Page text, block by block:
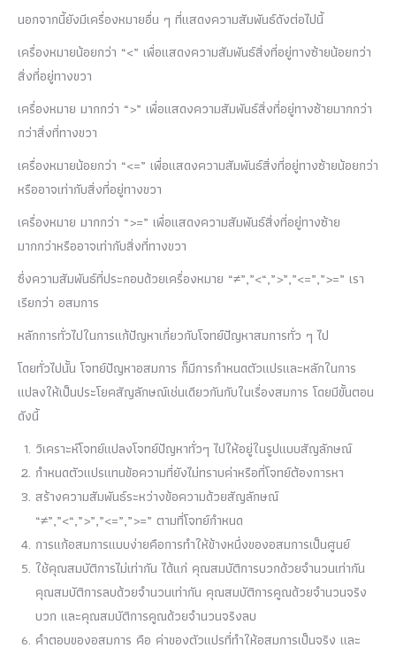
นอกจากนี้ยังมีเครื่องหมายอื่น ๆ ที่แสดงความสัมพันธ์ดังต่อไปนี้
เครื่องหมายน้อยกว่า “<” เพื่อแสดงความสัมพันธ์สิ่งที่อยู่ทางซ้ายน้อยกว่า
สิ่งที่อยู่ทางขวา
เครื่องหมาย มากกว่า “>” เพื่อแสดงความสัมพันธ์สิ่งที่อยู่ทางซ้ายมากกว่า
กว่าสิ่งที่ทางขวา
เครื่องหมายน้อยกว่า “<=” เพื่อแสดงความสัมพันธ์สิ่งที่อยู่ทางซ้ายน้อยกว่า
หรืออาจเท่ากับสิ่งที่อยู่ทางขวา
เครื่องหมาย มากกว่า “>=” เพื่อแสดงความสัมพันธ์สิ่งที่อยู่ทางซ้าย
มากกว่าหรืออาจเท่ากับสิ่งที่ทางขวา
ซึ่งความสัมพันธ์ที่ประกอบด้วยเครื่องหมาย “≠”,”<“,”>”,”<=”,”>=” เรา
เรียกว่า อสมการ
หลักการทั่วไปในการแก้ปัญหาเกี่ยวกับโจทย์ปัญหาสมการทั่ว ๆ ไป
โดยทั่วไปนั้น โจทย์ปัญหาอสมการ ก็มีการกำหนดตัวแปรและหลักในการ
แปลงให้เป็นประโยคสัญลักษณ์เช่นเดียวกันกับในเรื่องสมการ โดยมีขั้นตอน
ดังนี้
วิเคราะห์โจทย์แปลงโจทย์ปัญหาทั่วๆ ไปให้อยู่ในรูปแบบสัญลักษณ์
กำหนดตัวแปรแทนข้อความที่ยังไม่ทราบค่าหรือที่โจทย์ต้องการหา
สร้างความสัมพันธ์ระหว่างข้อความด้วยสัญลักษณ์
“≠”,”<“,”>”,”<=”,”>=” ตามที่โจทย์กำหนด
การแก้อสมการแบบง่ายคือการทำให้ข้างหนึ่งของอสมการเป็นศูนย์
ใช้คุณสมบัติการไม่เท่ากัน ได้แก่ คุณสมบัติการบวกด้วยจำนวนเท่ากัน
คุณสมบัติการลบด้วยจำนวนเท่ากัน คุณสมบัติการคูณด้วยจำนวนจริง
บวก และคุณสมบัติการคูณด้วยจำนวนจริงลบ
คำตอบของอสมการ คือ ค่าของตัวแปรที่ทำให้อสมการเป็นจริง และ